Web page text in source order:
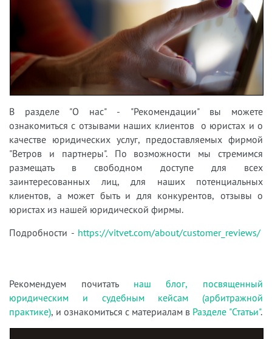
В разделе "О нас" - "Рекомендации" вы можете
ознакомиться с отзывами наших клиентов о юристах и о
качестве юридических услуг, предоставляемых фирмой
"Ветров и партнеры". По возможности мы стремимся
размещать в свободном доступе для всех
заинтересованных лиц, для наших потенциальных
клиентов, а может быть и для конкурентов, отзывы о
юристах из нашей юридической фирмы.
Подробности - https://vitvet.com/about/customer_reviews/
Рекомендуем почитать наш блог, посвященный
юридическим и судебным кейсам (арбитражной
практике), и ознакомиться с материалам в Разделе "Статьи".